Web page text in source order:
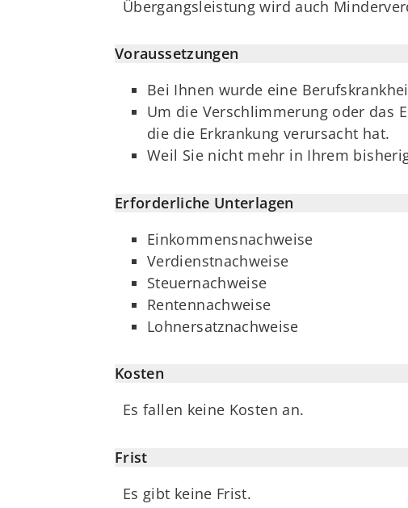
Übergangsleistung wird auch
Voraussetzungen
Bei Ihnen wurde eine
Um die Verschlimmerung oder das
die die Erkrankung verursacht hat.
Weil Sie nicht mehr in Ihrem
Erforderliche Unterlagen
Einkommensnachweise
Verdienstnachweise
Steuernachweise
Rentennachweise
Lohnersatznachweise
Kosten
Es fallen keine Kosten an.
Frist
Es gibt keine Frist.